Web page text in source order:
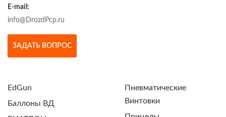
E-mail:
info@DrozdPcp.ru
ЗАДАТЬ ВОПРОС
EdGun
Баллоны ВД
Пневматические
Винтовки